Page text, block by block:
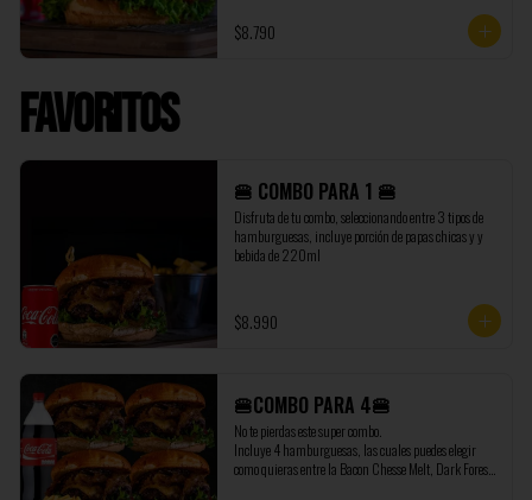
$8.790
Favoritos
🍔 COMBO PARA 1 🍔
Disfruta de tu combo, seleccionando entre 3 tipos de
hamburguesas, incluye porción de papas chicas y y
bebida de 220ml
$8.990
🍔COMBO PARA 4🍔
No te pierdas este super combo.
Incluye 4 hamburguesas, las cuales puedes elegir
como quieras entre la Bacon Chesse Melt, Dark Forest,